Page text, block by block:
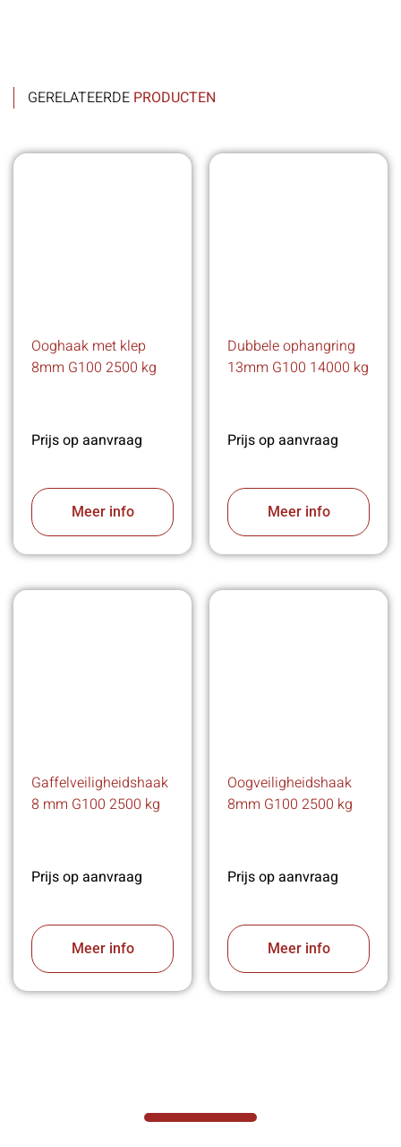
GERELATEERDE PRODUCTEN
Ooghaak met klep
8mm G100 2500 kg
Prijs op aanvraag
Meer info
Dubbele ophangring
13mm G100 14000 kg
Prijs op aanvraag
Meer info
Gaffelveiligheidshaak
8 mm G100 2500 kg
Prijs op aanvraag
Meer info
Oogveiligheidshaak
8mm G100 2500 kg
Prijs op aanvraag
Meer info